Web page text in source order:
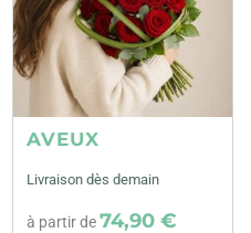
AVEUX
Livraison dès demain
à partir de74,90 €